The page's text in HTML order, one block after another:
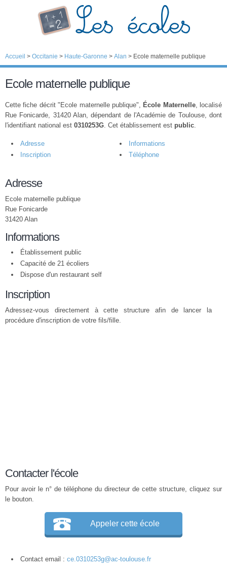
Accueil > Occitanie > Haute-Garonne > Alan > Ecole maternelle publique
Ecole maternelle publique
Cette fiche décrit "Ecole maternelle publique", École Maternelle, localisé
Rue Fonicarde, 31420 Alan, dépendant de l'Académie de Toulouse, dont
l'identifiant national est 0310253G. Cet établissement est public.
Adresse
Informations
Inscription
Téléphone
Adresse
Ecole maternelle publique
Rue Fonicarde
31420 Alan
Informations
Établissement public
Capacité de 21 écoliers
Dispose d'un restaurant self
Inscription
Adressez-vous directement à cette structure afin de lancer la
procédure d'inscription de votre fils/fille.
Contacter l'école
Pour avoir le n° de téléphone du directeur de cette structure, cliquez sur
le bouton.
Appeler cette école
Contact email : ce.0310253g@ac-toulouse.fr